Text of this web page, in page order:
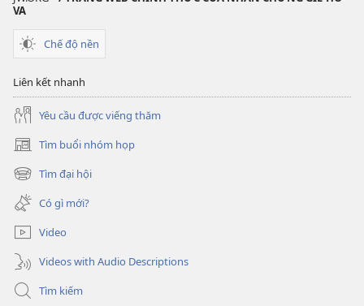
VA
Chế độ nền
Liên kết nhanh
Yêu cầu được viếng thăm
Tìm buổi nhóm họp
(mở
cửa
sổ
mới)
Tìm đại hội
(mở
cửa
sổ
mới)
Có gì mới?
Video
Videos with Audio Descriptions
Tìm kiếm